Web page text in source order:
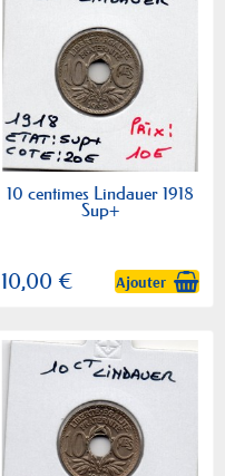
10 centimes Lindauer 1918
Sup+
10,00 € Ajouter